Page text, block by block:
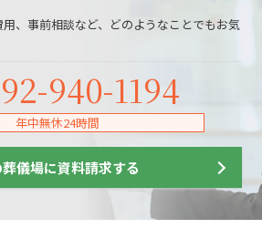
、事前相談など、どのようなことでもお気
940-1194
年中無休24時間
葬儀場に資料請求する